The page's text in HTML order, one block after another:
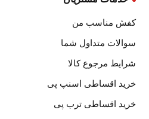
کفش مناسب من
سوالات متداول شما
شرایط مرجوع کالا
خرید اقساطی اسنپ پی
خرید اقساطی ترب پی